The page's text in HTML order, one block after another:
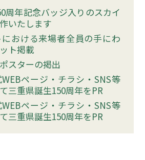
周年記念バッジ入りのスカイ
いたします
おける来場者全員の手にわ
ト掲載
スターの掲出
ページ・チラシ・SNS等
三重県誕生150周年をPR
ページ・チラシ・SNS等
三重県誕生150周年をPR